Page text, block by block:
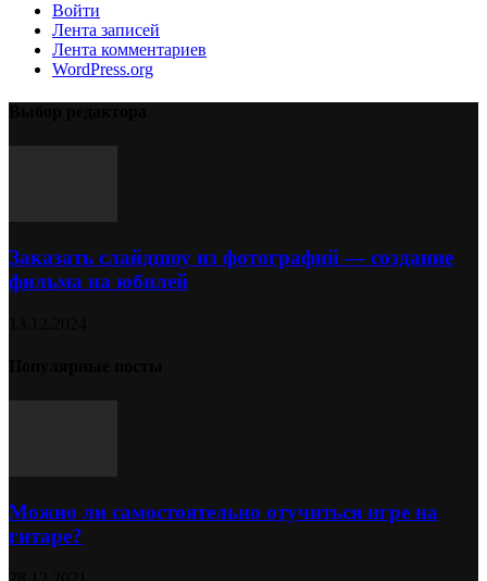
Войти
Лента записей
Лента комментариев
WordPress.org
Заказать слайдшоу из фотографий — создание
фильма на юбилей
Можно ли самостоятельно отучиться игре на
гитаре?